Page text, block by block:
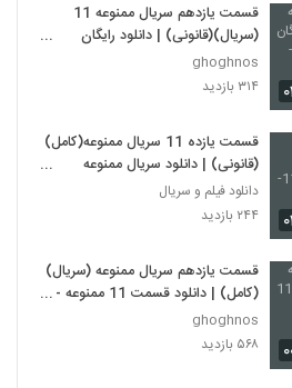
قسمت یازدهم سریال ممنوعه 11
(سریال)(قانونی) | دانلود رایگان
قسمت 11 سریال ممنوعه -یازده-
(online)
ghoghnos
۳۱۴ بازدید
قسمت یازده 11 سریال ممنوعه(کامل)
(قانونی) | دانلود سریال ممنوعه
قسمت یازدهم -11-کیفیتFULL HD
دانلود فیلم و سریال
۲۴۴ بازدید
قسمت یازدهم سریال ممنوعه (سریال)
(کامل) | دانلود قسمت 11 ممنوعه -
11- ده - HD
ghoghnos
۵۶۸ بازدید